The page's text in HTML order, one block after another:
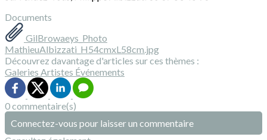
Documents
GilBrowaeys_Photo
MathieuAlbizzati_H54cmxL58cm.jpg
Découvrez davantage d'articles sur ces thèmes :
Galeries Artistes Événements
0 commentaire(s)
Connectez-vous pour laisser un commentaire